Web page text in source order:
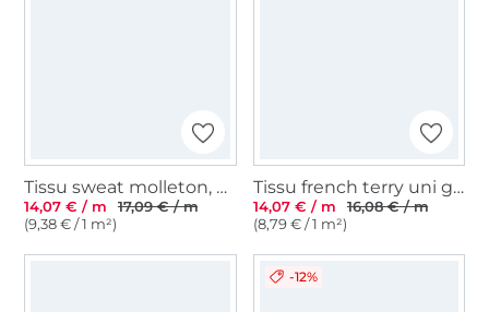
Tissu sweat molleton, bleu royal
14,07 € / m
17,09 € / m
(9,38 € / 1 m²)
Tissu french terry uni gratté, vert foncé
14,07 € / m
16,08 € / m
(8,79 € / 1 m²)
-12%